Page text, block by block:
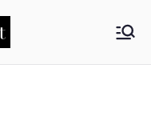
Tempus